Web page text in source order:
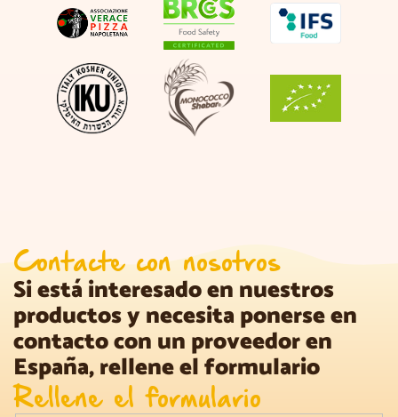
Contacte con nosotros
Si está interesado en nuestros
productos y necesita ponerse en
contacto con un proveedor en
España, rellene el formulario
Rellene el formulario